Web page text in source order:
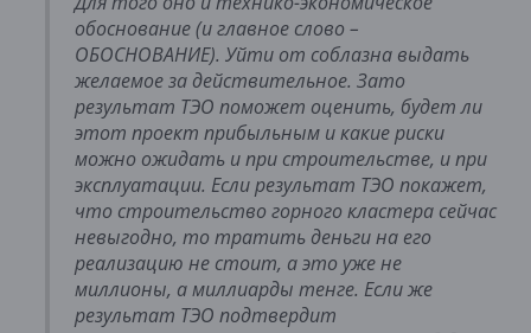
обоснование (и главное слово –
ОБОСНОВАНИЕ). Уйти от соблазна выдать
желаемое за действительное. Зато
результат ТЭО поможет оценить, будет ли
этот проект прибыльным и какие риски
можно ожидать и при строительстве, и при
эксплуатации. Если результат ТЭО покажет,
что строительство горного кластера сейчас
невыгодно, то тратить деньги на его
реализацию не стоит, а это уже не
миллионы, а миллиарды тенге. Если же
результат ТЭО подтвердит